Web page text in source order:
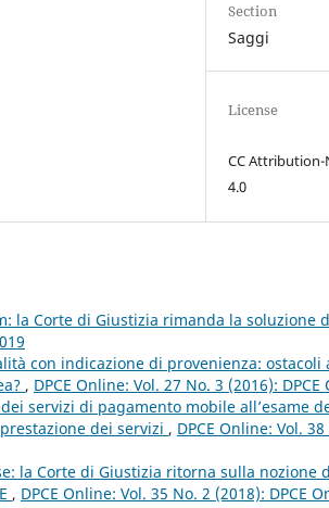
Section
Saggi
License
CC Attribution-
4.0
la Corte di Giustizia rimanda la soluzione
con indicazione di provenienza: ostacoli
, DPCE Online: Vol. 27 No. 3 (2016):
servizi di pagamento mobile all’esame
dei servizi , DPCE Online: Vol.
la Corte di Giustizia ritorna sulla nozione
, DPCE Online: Vol. 35 No. 2 (2018): DPCE